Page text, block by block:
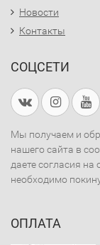
Новости
Контакты
СОЦСЕТИ
Мы получаем и
нашего сайта в
даете согласия
необходимо
ОПЛАТА